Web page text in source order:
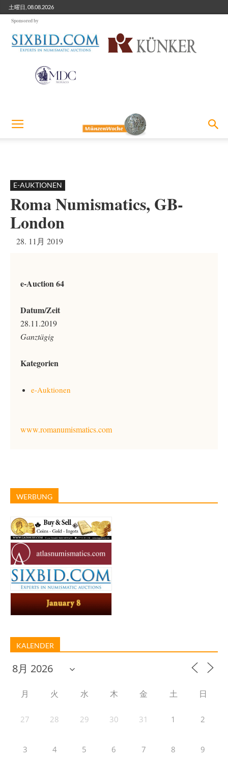
土曜日, 08.08.2026
Sponsored by
E-AUKTIONEN
Roma Numismatics, GB-
London
28. 11月 2019
e-Auction 64
Datum/Zeit
28.11.2019
Ganztägig
Kategorien
e-Auktionen
www.romanumismatics.com
WERBUNG
KALENDER
月 火 水 木 金 土 日
27 28 29 30 31 1 2
3 4 5 6 7 8 9